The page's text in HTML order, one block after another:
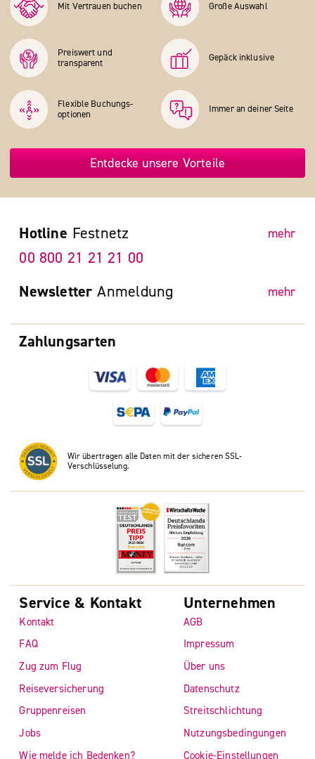
Mit Vertrauen buchen Große Auswahl
Preiswert und
transparent
Gepäck inklusive
Flexible Buchungs­
optionen
Immer an deiner Seite
Entdecke unsere Vorteile
Zahlungsarten
Wir übertragen alle Daten mit der sicheren SSL-
Verschlüsselung.
Hotline Festnetz mehr
00 800 21 21 21 00
Newsletter Anmeldung mehr
Service & Kontakt
Kontakt
FAQ
Zug zum Flug
Reiseversicherung
Gruppenreisen
Jobs
Wie melde ich Bedenken?
Unternehmen
AGB
Impressum
Über uns
Datenschutz
Streitschlichtung
Nutzungsbedingungen
Cookie-Einstellungen